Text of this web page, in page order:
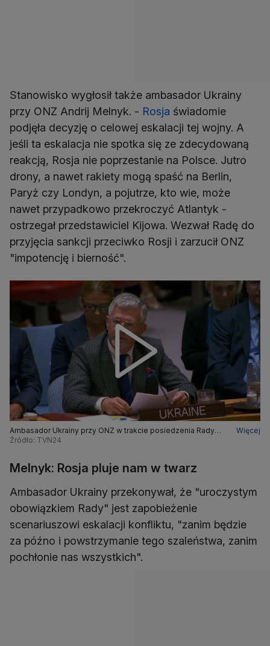
Stanowisko wygłosił także ambasador Ukrainy
przy ONZ Andrij Melnyk. - Rosja świadomie
podjęła decyzję o celowej eskalacji tej wojny. A
jeśli ta eskalacja nie spotka się ze zdecydowaną
reakcją, Rosja nie poprzestanie na Polsce. Jutro
drony, a nawet rakiety mogą spaść na Berlin,
Paryż czy Londyn, a pojutrze, kto wie, może
nawet przypadkowo przekroczyć Atlantyk -
ostrzegał przedstawiciel Kijowa. Wezwał Radę do
przyjęcia sankcji przeciwko Rosji i zarzucił ONZ
"impotencję i bierność".
Ambasador Ukrainy przy ONZ w trakcie posiedzenia Rady
Bezpieczeństwa
Więcej
Źródło: TVN24
Melnyk: Rosja pluje nam w twarz
Ambasador Ukrainy przekonywał, że "uroczystym
obowiązkiem Rady" jest zapobieżenie
scenariuszowi eskalacji konfliktu, "zanim będzie
za późno i powstrzymanie tego szaleństwa, zanim
pochłonie nas wszystkich".